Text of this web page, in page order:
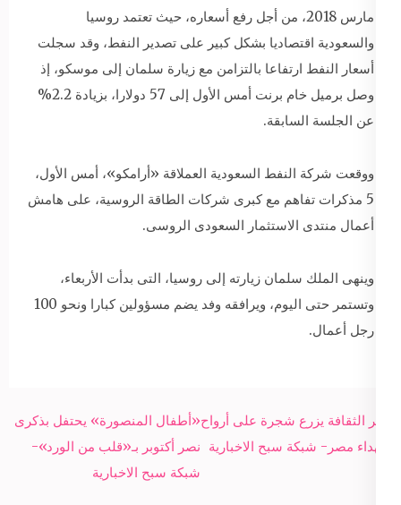
مارس 2018، من أجل رفع أسعاره، حيث تعتمد روسيا
والسعودية اقتصاديا بشكل كبير على تصدير النفط، وقد سجلت
أسعار النفط ارتفاعا بالتزامن مع زيارة سلمان إلى موسكو، إذ
وصل برميل خام برنت أمس الأول إلى 57 دولارا، بزيادة 2.2%
عن الجلسة السابقة.
ووقعت شركة النفط السعودية العملاقة «أرامكو»، أمس الأول،
5 مذكرات تفاهم مع كبرى شركات الطاقة الروسية، على هامش
أعمال منتدى الاستثمار السعودى الروسى.
وينهى الملك سلمان زيارته إلى روسيا، التى بدأت الأربعاء،
وتستمر حتى اليوم، ويرافقه وفد يضم مسؤولين كبارا ونحو 100
رجل أعمال.
Post
navigation
«أطفال المنصورة» يحتفل بذكرى
نصر أكتوبر بـ«قلب من الورد»-
شبكة سبح الاخبارية
وزير الثقافة يزرع شجرة على أرواح
شهداء مصر- شبكة سبح الاخبارية